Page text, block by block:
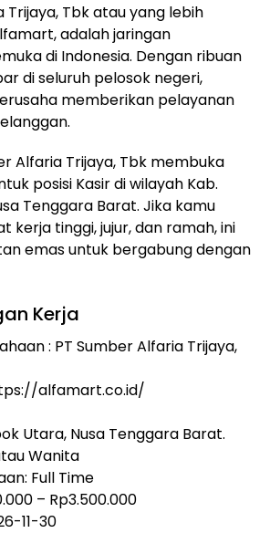
Trijaya, Tbk atau yang lebih
adalah jaringan
di Indonesia. Dengan ribuan
di seluruh pelosok negeri,
memberikan pelayanan
Alfaria Trijaya, Tbk membuka
posisi Kasir di wilayah Kab.
Tenggara Barat. Jika kamu
kerja tinggi, jujur, dan ramah, ini
emas untuk bergabung dengan
Kerja
: PT Sumber Alfaria Trijaya,
alfamart.co.id/
Utara, Nusa Tenggara Barat.
Wanita
Full Time
– Rp3.500.000
11-30